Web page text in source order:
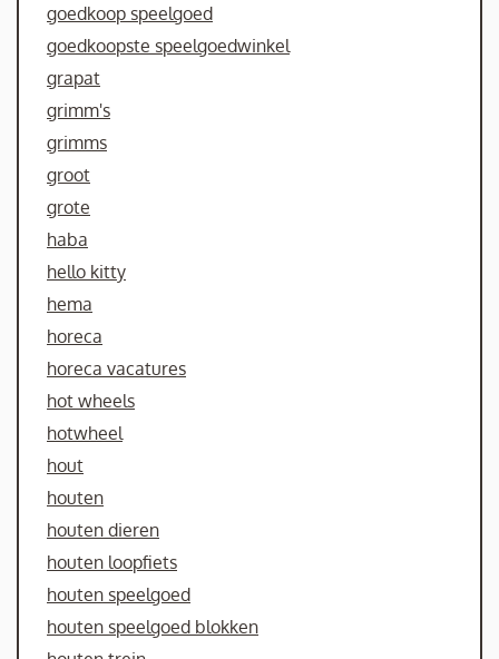
goedkoop speelgoed
goedkoopste speelgoedwinkel
grapat
grimm's
grimms
groot
grote
haba
hello kitty
hema
horeca
horeca vacatures
hot wheels
hotwheel
hout
houten
houten dieren
houten loopfiets
houten speelgoed
houten speelgoed blokken